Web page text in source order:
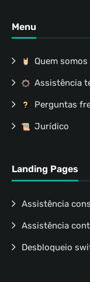
Menu
Quem somos
Assistência
Perguntas
Jurídico
Landing Pages
Assistência
Assistência
Desbloqueio